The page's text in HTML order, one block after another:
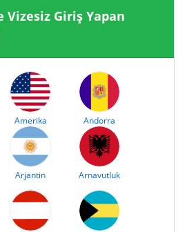
Amerika Andorra
Arjantin Arnavutluk